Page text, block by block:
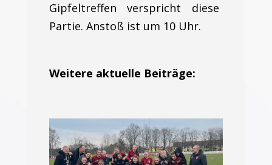
Gipfeltreffen verspricht diese
Partie. Anstoß ist um 10 Uhr.
Weitere aktuelle Beiträge: